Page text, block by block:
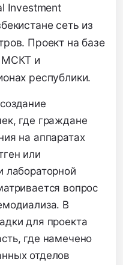
Investment
сеть из
Проект на базе
МСКТ и
республики.
где граждане
на аппаратах
или
лабораторной
вопрос
В
для проекта
где намечено
отделов